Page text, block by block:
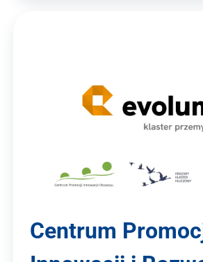
Centrum